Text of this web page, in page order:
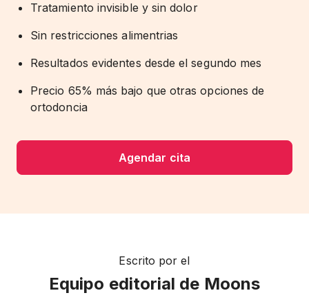
Tratamiento invisible y sin dolor
Sin restricciones alimentrias
Resultados evidentes desde el segundo mes
Precio 65% más bajo que otras opciones de
ortodoncia
Agendar cita
Escrito por el
Equipo editorial de Moons